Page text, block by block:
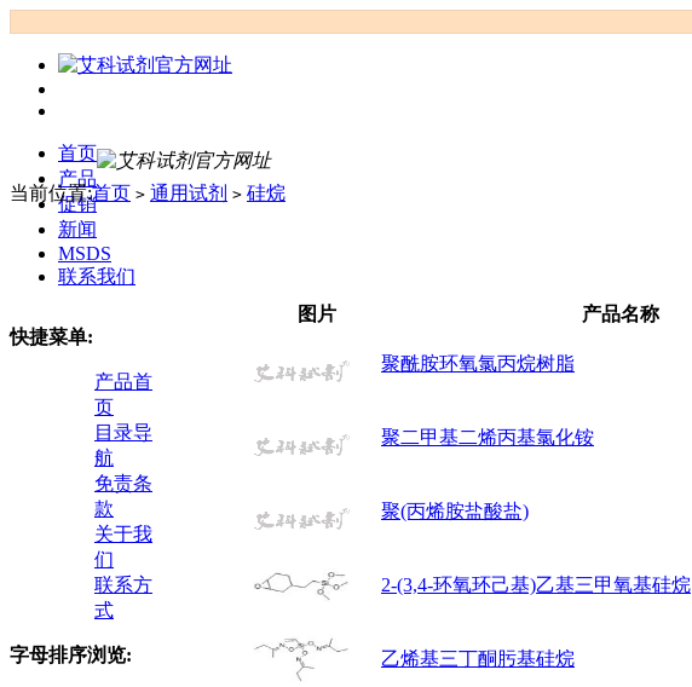
首页
产品
促销
新闻
MSDS
联系我们
当前位置:首页 > 通用试剂 > 硅烷
快捷菜单:
产品首
页
目录导
航
免责条
款
关于我
们
联系方
式
字母排序浏览:
图片 产品名称
聚酰胺环氧氯丙烷树脂
聚二甲基二烯丙基氯化铵
聚(丙烯胺盐酸盐)
2-(3,4-环氧环己基)乙基三甲氧基硅烷
乙烯基三丁酮肟基硅烷